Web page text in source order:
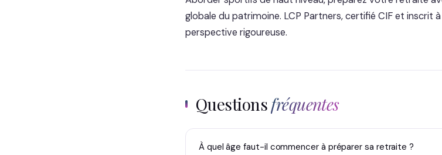
globale du patrimoine. LCP Partners, certifié CIF et inscrit
perspective rigoureuse.
Questionsfréquentes
À quel âge faut-il commencer à préparer sa retraite ?